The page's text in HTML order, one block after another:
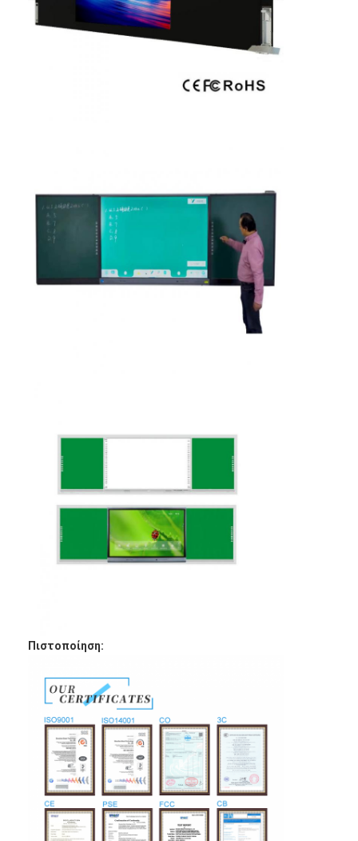
Blog
υπέρυθρο διαλογικό whiteboard
Διαλογική επίπεδη οθόνη
Διαλογικό όργανο ελέγχου οθόνης αφής
φορητό διαλογικό whiteboard
Ευφυής πίνακας
Διαλογικός πίνακας προβολέων
Υπέρυθρο πλαίσιο αφής
Περίπτερο οθόνης αφής
ψηφιακή σήμανση
Ψηφιακή διαφημιστική οθόνη
φορητή έξυπνη οθόνη
Πιστοποίηση: